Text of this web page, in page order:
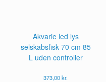
Akvarie led lys
selskabsfisk 70 cm 85
L uden controller
373,00kr.